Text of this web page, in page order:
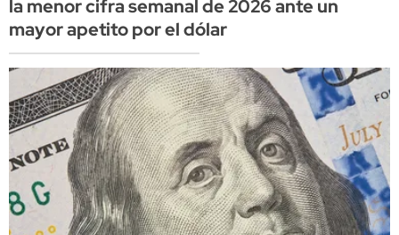
la menor cifra semanal de 2026 ante un
mayor apetito por el dólar